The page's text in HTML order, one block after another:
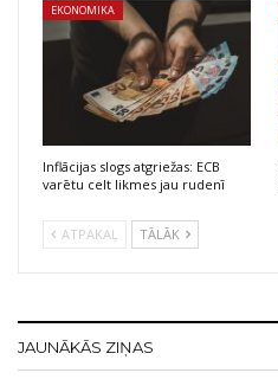
EKONOMIKA
Inflācijas slogs atgriežas: ECB
varētu celt likmes jau rudenī
ATPAKAĻ TĀLĀK
JAUNĀKĀS ZIŅAS